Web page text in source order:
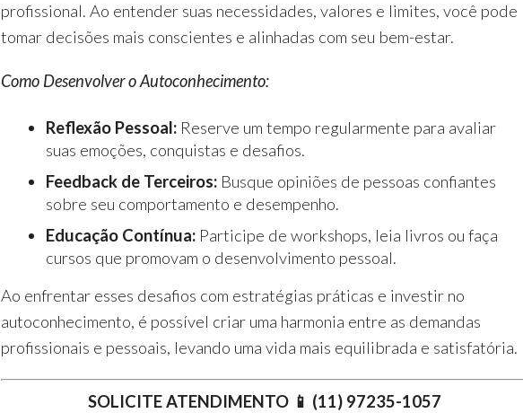
profissional. Ao entender suas necessidades, valores e limites, você pode
tomar decisões mais conscientes e alinhadas com seu bem-estar.
Como Desenvolver o Autoconhecimento:
Reflexão Pessoal: Reserve um tempo regularmente para avaliar
suas emoções, conquistas e desafios.
Feedback de Terceiros: Busque opiniões de pessoas confiantes
sobre seu comportamento e desempenho.
Educação Contínua: Participe de workshops, leia livros ou faça
cursos que promovam o desenvolvimento pessoal.
Ao enfrentar esses desafios com estratégias práticas e investir no
autoconhecimento, é possível criar uma harmonia entre as demandas
profissionais e pessoais, levando uma vida mais equilibrada e satisfatória.
SOLICITE ATENDIMENTO 📱 (11) 97235-1057